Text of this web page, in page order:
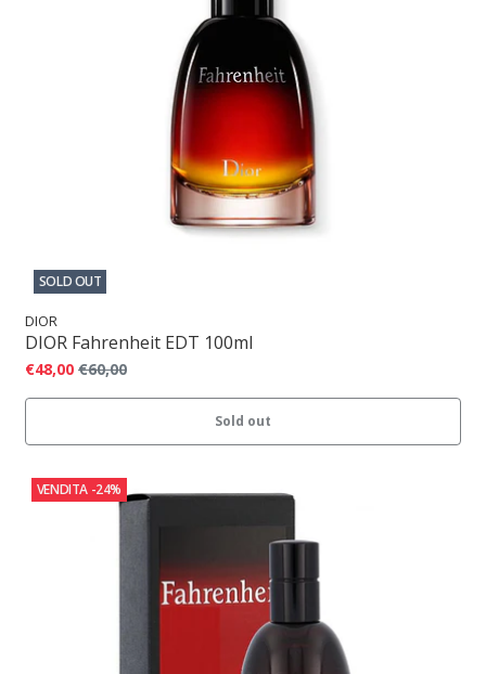
SOLD OUT
DIOR
DIOR Fahrenheit EDT 100ml
€48,00 €60,00
Sold out
VENDITA -24%